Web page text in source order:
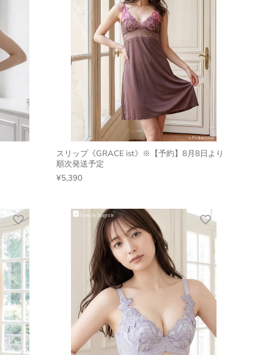
スリップ《GRACE ist》※【予約】8月8日より
順次発送予定
¥5,390